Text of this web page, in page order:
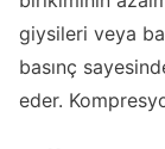
giysileri veya
basınç
eder.